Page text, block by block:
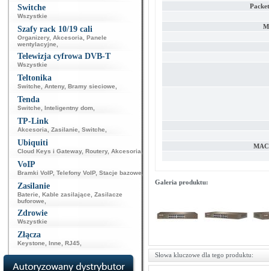
Switche
Wszystkie
Szafy rack 10/19 cali
Organizery, Akcesoria
Panele
wentylacyjne
Telewizja cyfrowa DVB-T
Wszystkie
Teltonika
Switche Anteny, Bramy sieciowe
Tenda
Switche Inteligentny dom
TP-Link
Akcesoria Zasilanie Switche
Ubiquiti
Cloud Keys i Gateway, Routery, Akcesoria
VoIP
Bramki VoIP, Telefony VoIP, Stacje bazowe
Zasilanie
Baterie Kable zasilające
Zasilacze
buforowe
Zdrowie
Wszystkie
Złącza
Keystone Inne RJ45
Galeria produktu:
Słowa kluczowe dla tego produktu: